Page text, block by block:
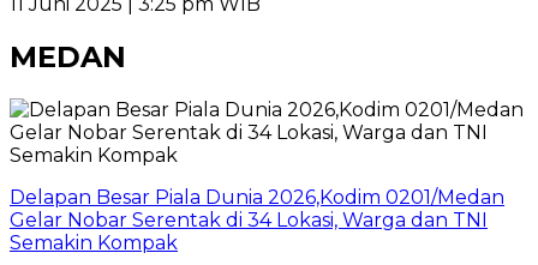
11 Juni 2025 | 3:25 pm WIB
MEDAN
Delapan Besar Piala Dunia 2026,Kodim 0201/Medan
Gelar Nobar Serentak di 34 Lokasi, Warga dan TNI
Semakin Kompak